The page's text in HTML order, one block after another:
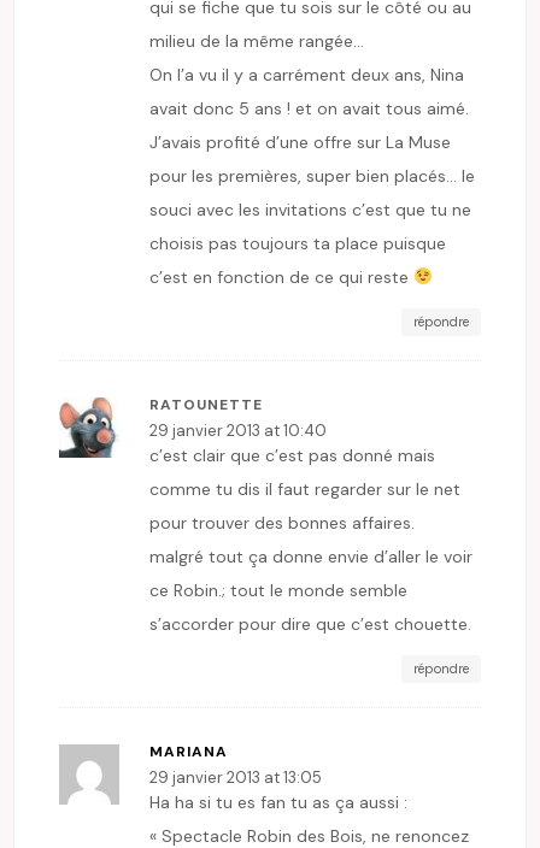
qui se fiche que tu sois sur le côté ou au
milieu de la même rangée…
On l’a vu il y a carrément deux ans, Nina
avait donc 5 ans ! et on avait tous aimé.
J’avais profité d’une offre sur La Muse
pour les premières, super bien placés… le
souci avec les invitations c’est que tu ne
choisis pas toujours ta place puisque
c’est en fonction de ce qui reste
répondre
RATOUNETTE
29 janvier 2013 at 10:40
c’est clair que c’est pas donné mais
comme tu dis il faut regarder sur le net
pour trouver des bonnes affaires.
malgré tout ça donne envie d’aller le voir
ce Robin.; tout le monde semble
s’accorder pour dire que c’est chouette.
répondre
MARIANA
29 janvier 2013 at 13:05
Ha ha si tu es fan tu as ça aussi :
« Spectacle Robin des Bois, ne renoncez